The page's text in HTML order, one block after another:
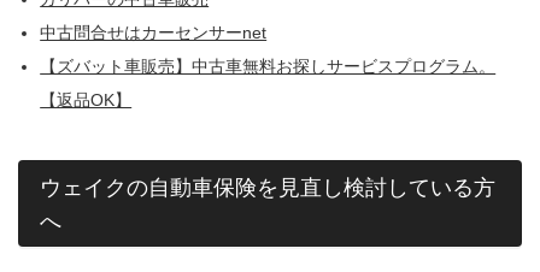
中古問合せはカーセンサーnet
【ズバット車販売】中古車無料お探しサービスプログラム。
【返品OK】
ウェイクの自動車保険を見直し検討している方
へ